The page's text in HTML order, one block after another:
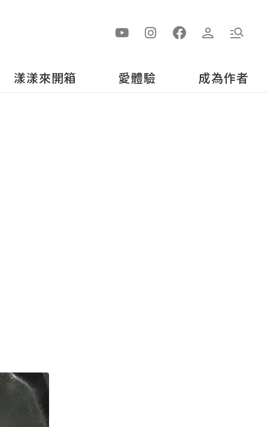
漾漾來開箱 愛體驗 成為作者